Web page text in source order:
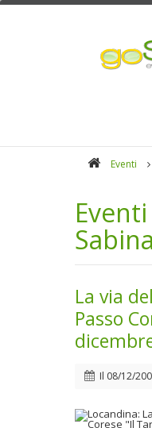
Eventi
Sabina
La via
Passo
Il 08/12/